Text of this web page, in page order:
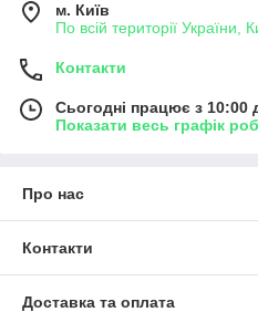
м. Київ
По всій території України,
Контакти
Сьогодні працює з 10:00
Показати весь графік
Про нас
Контакти
Доставка та оплата